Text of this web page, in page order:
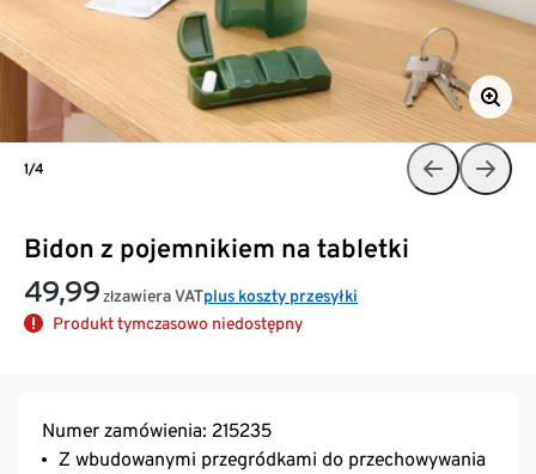
Bidon z pojemnikiem na tabletki
49,99 złzawiera VATplus koszty przesyłki
Produkt tymczasowo niedostępny
1/4
Numer zamówienia: 215235
Z wbudowanymi przegródkami do przechowywania